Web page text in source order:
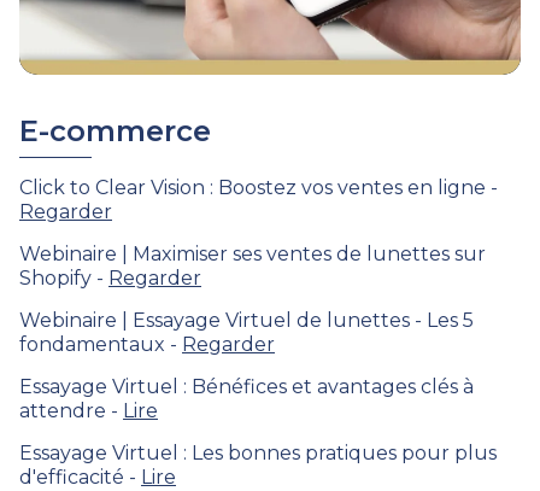
E-commerce
Click to Clear Vision : Boostez vos ventes en ligne -
Regarder
Webinaire | Maximiser ses ventes de lunettes sur
Shopify - Regarder
Webinaire | Essayage Virtuel de lunettes - Les 5
fondamentaux - Regarder
Essayage Virtuel : Bénéfices et avantages clés à
attendre - Lire
Essayage Virtuel : Les bonnes pratiques pour plus
d'efficacité - Lire